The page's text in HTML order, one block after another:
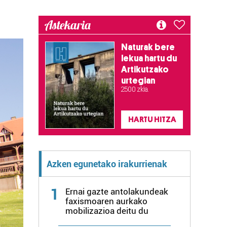
Astekaria
Naturak bere
lekua hartu du
Artikutzako
urtegian
2.500 zkia.
HARTU HITZA
Azken egunetako irakurrienak
1
Ernai gazte antolakundeak
faxismoaren aurkako
mobilizazioa deitu du